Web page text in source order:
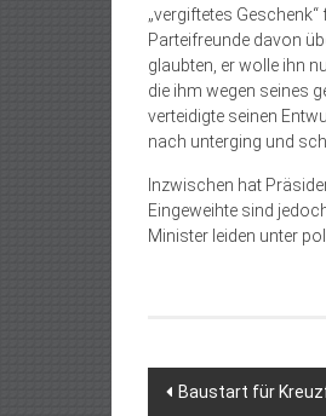
„vergiftetes
Parteifreunde davon
glaubten, er wolle ihn
die ihm wegen seines
verteidigte seinen
nach unterging und
Inzwischen hat
Eingeweihte sind
Minister leiden unter
Baustart für